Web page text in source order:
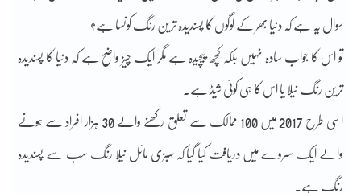
سوال یہ ہے کہ دنیا بھر کے لوگوں کا پسندیدہ ترین رنگ کونسا ہے؟
تو اس کا جواب سادہ نہیں بلکہ کچھ پیچیدہ ہے مگر ایک چیز واضح ہے کہ دنیا کا پسندیدہ
ترین رنگ نیلا یا اس کا ہی کوئی شیڈ ہے۔
اسی طرح 2017 میں 100 ممالک سے تعلق رکھنے والے 30 ہزار افراد سے ہونے
والے ایک سروے میں دریافت کیا گیا کہ سبزی مائل نیلا رنگ سب سے پسندیدہ
رنگ ہے۔